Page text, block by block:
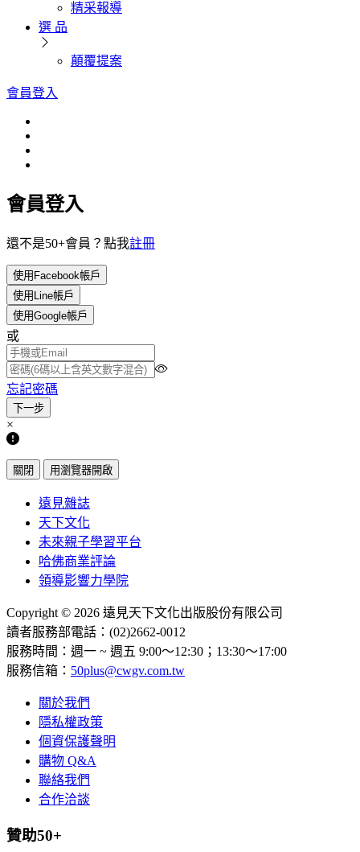
精采報導
選 品
顛覆提案
會員登入
會員登入
還不是50+會員？點我註冊
使用Facebook帳戶
使用Line帳戶
使用Google帳戶
或
忘記密碼
×
關閉 用瀏覽器開啟
遠見雜誌
天下文化
未來親子學習平台
哈佛商業評論
領導影響力學院
Copyright © 2026 遠見天下文化出版股份有限公司
讀者服務部電話：(02)2662-0012
服務時間：週一 ~ 週五 9:00～12:30；13:30～17:00
服務信箱： 50plus@cwgv.com.tw
關於我們
隱私權政策
個資保護聲明
購物 Q&A
聯絡我們
合作洽談
贊助50+